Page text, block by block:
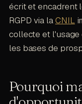
écrit et encadrent
RGPD via la CNIL
collecte et
les bases de
Pourquoi